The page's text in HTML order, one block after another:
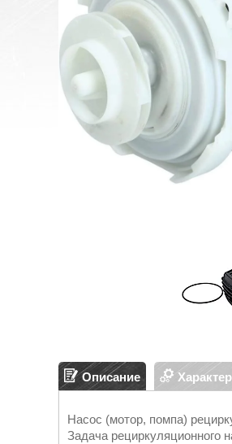
Описание
Насос (мотор, помпа)
Задача рециркуляционного